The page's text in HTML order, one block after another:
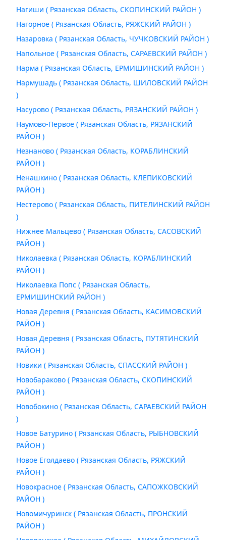
Нагиши ( Рязанская Область, СКОПИНСКИЙ РАЙОН )
Нагорное ( Рязанская Область, РЯЖСКИЙ РАЙОН )
Назаровка ( Рязанская Область, ЧУЧКОВСКИЙ РАЙОН )
Напольное ( Рязанская Область, САРАЕВСКИЙ РАЙОН )
Нарма ( Рязанская Область, ЕРМИШИНСКИЙ РАЙОН )
Нармушадь ( Рязанская Область, ШИЛОВСКИЙ РАЙОН
)
Насурово ( Рязанская Область, РЯЗАНСКИЙ РАЙОН )
Наумово-Первое ( Рязанская Область, РЯЗАНСКИЙ
РАЙОН )
Незнаново ( Рязанская Область, КОРАБЛИНСКИЙ
РАЙОН )
Ненашкино ( Рязанская Область, КЛЕПИКОВСКИЙ
РАЙОН )
Нестерово ( Рязанская Область, ПИТЕЛИНСКИЙ РАЙОН
)
Нижнее Мальцево ( Рязанская Область, САСОВСКИЙ
РАЙОН )
Николаевка ( Рязанская Область, КОРАБЛИНСКИЙ
РАЙОН )
Николаевка Попс ( Рязанская Область,
ЕРМИШИНСКИЙ РАЙОН )
Новая Деревня ( Рязанская Область, КАСИМОВСКИЙ
РАЙОН )
Новая Деревня ( Рязанская Область, ПУТЯТИНСКИЙ
РАЙОН )
Новики ( Рязанская Область, СПАССКИЙ РАЙОН )
Новобараково ( Рязанская Область, СКОПИНСКИЙ
РАЙОН )
Новобокино ( Рязанская Область, САРАЕВСКИЙ РАЙОН
)
Новое Батурино ( Рязанская Область, РЫБНОВСКИЙ
РАЙОН )
Новое Еголдаево ( Рязанская Область, РЯЖСКИЙ
РАЙОН )
Новокрасное ( Рязанская Область, САПОЖКОВСКИЙ
РАЙОН )
Новомичуринск ( Рязанская Область, ПРОНСКИЙ
РАЙОН )